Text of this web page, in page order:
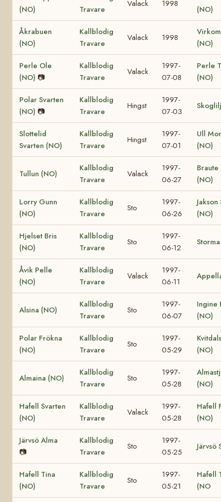
(NO)
Travare
Valack 1998
(NO)
Åkrabuen
(NO)
Kallblodig
Travare
Valack 1998
(NO)
Perle Ole
(NO) 📷
Kallblodig
Travare
Valack
1997-
07-08
Perle
(NO)
Polar Svarten
(NO) 📷
Kallblodig
Travare
Hingst
1997-
07-03
Slottelid
Svarten (NO)
Kallblodig
Travare
Hingst
1997-
07-01
Ull
(NO)
Tullun (NO)
Kallblodig
Travare
Valack
1997-
06-27
Braute
(NO)
Lorry Gunn
(NO)
Kallblodig
Travare
Sto
1997-
06-26
(NO)
Hjelset Bris
(NO)
Kallblodig
Travare
Sto
1997-
06-12
Storma
Åvik Pelle
(NO)
Kallblodig
Travare
Valack
1997-
06-11
Alsina (NO)
Kallblodig
Travare
Sto
1997-
06-07
Ingine
(NO)
Polar Frökna
(NO)
Kallblodig
Travare
Sto
1997-
05-29
(NO)
Almaina (NO)
Kallblodig
Travare
Sto
1997-
05-28
(NO)
Hafell Svarten
(NO)
Kallblodig
Travare
Valack
1997-
05-28
Hafell
(NO)
Järvsö Alma
📷
Kallblodig
Travare
Sto
1997-
05-25
Järvsö
Hafell Tina
(NO)
Kallblodig
Travare
Sto
1997-
05-21
Hafell
(NO